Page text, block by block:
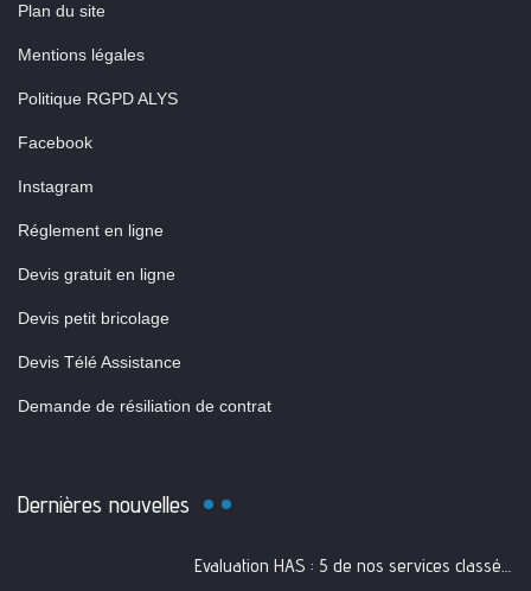
Plan du site
Mentions légales
Politique RGPD ALYS
Facebook
Instagram
Réglement en ligne
Devis gratuit en ligne
Devis petit bricolage
Devis Télé Assistance
Demande de résiliation de contrat
Dernières nouvelles
Evaluation HAS : 5 de nos services classés A